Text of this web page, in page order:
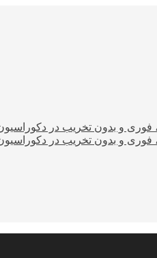
فوری و بدون تخریب در
فوری و بدون تخریب در